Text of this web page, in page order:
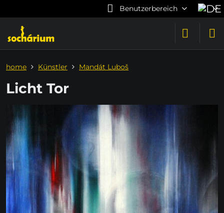
Benutzerbereich
home Künstler Mandát Luboš
Licht Tor